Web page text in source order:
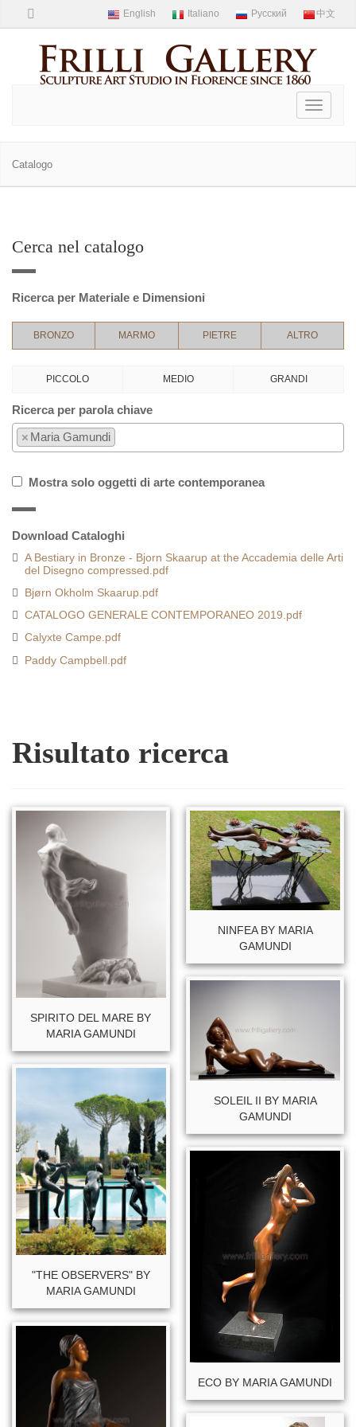
Toggle
Catalogo
Cerca nel catalogo
Ricerca per Materiale e Dimensioni
BRONZO MARMO PIETRE ALTRO
PICCOLO MEDIO GRANDI
Ricerca per parola chiave
× Maria Gamundi
Mostra solo oggetti di arte contemporanea
Download Cataloghi
A Bestiary in Bronze - Bjorn Skaarup at the Accademia delle Arti
del Disegno compressed.pdf
Bjørn Okholm Skaarup.pdf
CATALOGO GENERALE CONTEMPORANEO 2019.pdf
Calyxte Campe.pdf
Paddy Campbell.pdf
Risultato ricerca
SPIRITO DEL MARE BY
MARIA GAMUNDI
NINFEA BY MARIA
GAMUNDI
SOLEIL II BY MARIA
GAMUNDI
"THE OBSERVERS" BY
MARIA GAMUNDI
ECO BY MARIA GAMUNDI